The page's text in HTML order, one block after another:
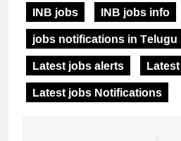
INB jobs
INB jobs info
jobs notifications in Telugu
Latest jobs alerts
Latest jobs Notifications